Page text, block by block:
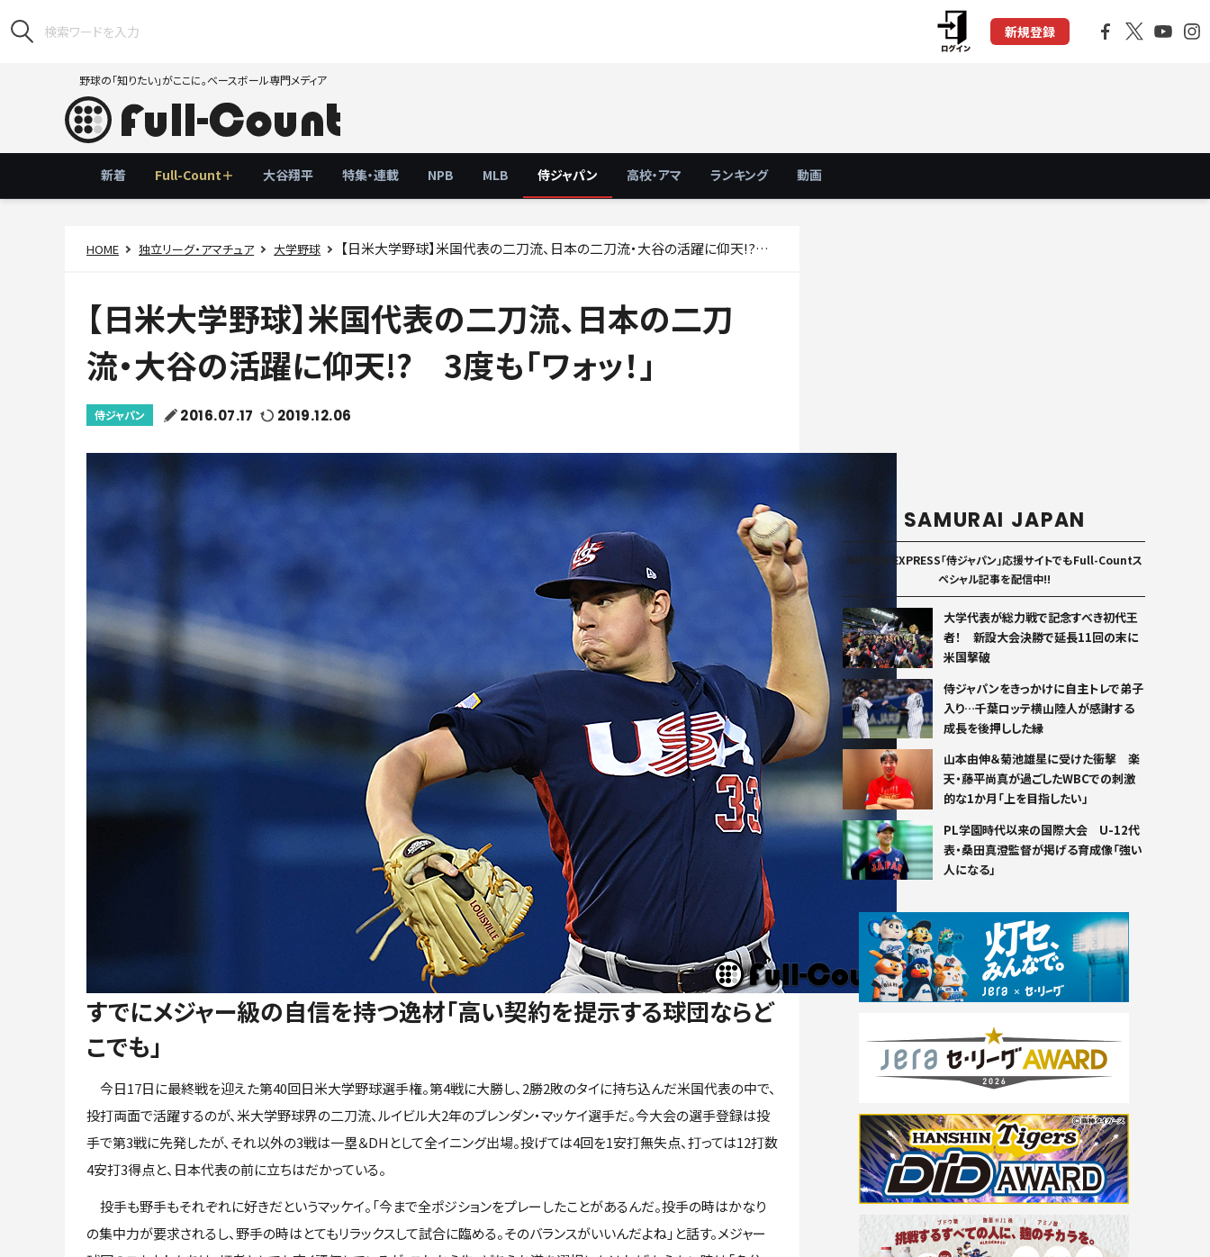
新規登録
野球の「知りたい」がここに。ベースボール専門メディア
新着 Full-Count＋ 大谷翔平 特集・連載 NPB MLB 侍ジャパン 高校・アマ ランキング 動画
HOME 独立リーグ・アマチュア 大学野球 【日米大学野球】米国代表の二刀流、日本の二刀流・大谷の活躍に仰天!? 3度も「ワォッ！」
【日米大学野球】米国代表の二刀流、日本の二刀
流・大谷の活躍に仰天!? 3度も「ワォッ！」
侍ジャパン 2016.07.17 2019.12.06
すでにメジャー級の自信を持つ逸材「高い契約を提示する球団ならど
こでも」
今日17日に最終戦を迎えた第40回日米大学野球選手権。第4戦に大勝し、2勝2敗のタイに持ち込んだ米国代表の中で、
投打両面で活躍するのが、米大学野球界の二刀流、ルイビル大2年のブレンダン・マッケイ選手だ。今大会の選手登録は投
手で第3戦に先発したが、それ以外の3戦は一塁＆DHとして全イニング出場。投げては4回を1安打無失点、打っては12打数
4安打3得点と、日本代表の前に立ちはだかっている。
投手も野手もそれぞれに好きだというマッケイ。「今まで全ポジションをプレーしたことがあるんだ。投手の時はかなり
の集中力が要求されるし、野手の時はとてもリラックスして試合に臨める。そのバランスがいいんだよね」と話す。メジャー
SAMURAI JAPAN
NIPPON EXPRESS「侍ジャパン」応援サイトでもFull-Countス
ペシャル記事を配信中!!
大学代表が総力戦で記念すべき初代王
者！ 新設大会決勝で延長11回の末に
米国撃破
侍ジャパンをきっかけに自主トレで弟子
入り…千葉ロッテ横山陸人が感謝する
成長を後押しした縁
山本由伸＆菊池雄星に受けた衝撃 楽
天・藤平尚真が過ごしたWBCでの刺激
的な1か月「上を目指したい」
PL学園時代以来の国際大会 U-12代
表・桑田真澄監督が掲げる育成像「強い
人になる」